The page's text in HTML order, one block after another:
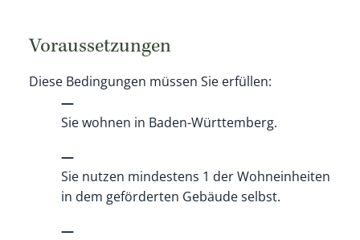
Voraussetzungen
Diese Bedingungen müssen Sie erfüllen:
Sie wohnen in Baden-Württemberg.
Sie nutzen mindestens 1 der Wohneinheiten
in dem geförderten Gebäude selbst.